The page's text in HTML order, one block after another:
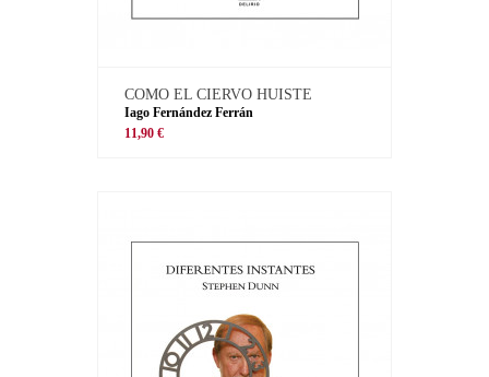
COMO EL CIERVO HUISTE
Iago Fernández Ferrán
11,90 €